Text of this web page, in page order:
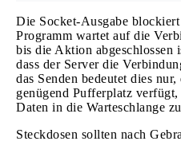
Die Socket-Ausgabe
Programm wartet auf die
bis die Aktion abgeschlossen
dass der Server die
das Senden bedeutet dies
genügend Pufferplatz verfügt,
Daten in die Warteschlange
Steckdosen sollten nach